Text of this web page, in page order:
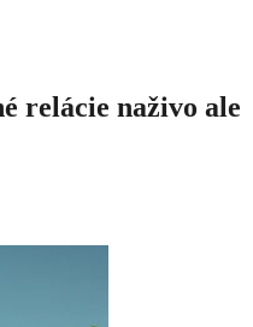
relácie naživo ale